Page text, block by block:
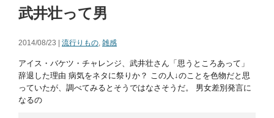
武井壮って男
2014/08/23 | 流行りもの, 雑感
アイス・バケツ・チャレンジ、武井壮さん「思うところあって」
辞退した理由 病気をネタに祭りか？ この人↓のことを色物だと思
っていたが、調べてみるとそうではなさそうだ。 男女差別発言に
なるの